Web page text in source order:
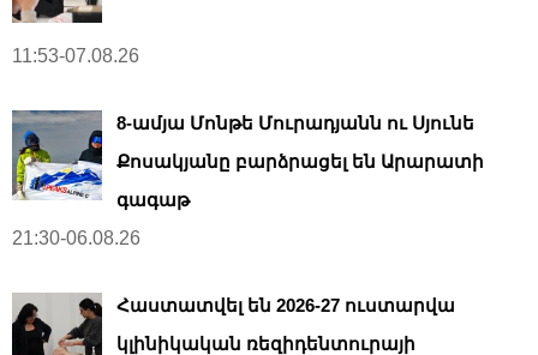
11:53-07.08.26
8-ամյա Մոնթե Մուրադյանն ու Սյունե
Քոսակյանը բարձրացել են Արարատի
գագաթ
21:30-06.08.26
Հաստատվել են 2026-27 ուստարվա
կլինիկական ռեզիդենտուրայի